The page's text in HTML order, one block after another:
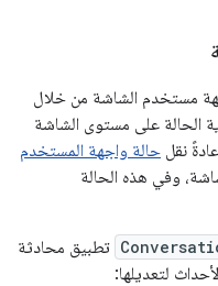
مستخدم الشاشة من خلال
الحالة على مستوى الشاشة
نقل حالة واجهة المستخدم
وفي هذه الحالة
تطبيق محادثة
لتعديلها: